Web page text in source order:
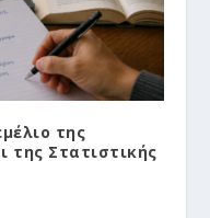
της
της Στατιστικής